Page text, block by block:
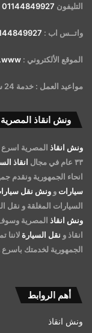
التليفون 01144849927
واتــس اب :
الموقع الألكتروني : www.ونش-انقاذ.com
مواعيد العمل : خدمة 24 ساعة طوال ايام الاسبوع.
ونش انقاذ المصرية
ونش انقاذ المصرية
٣٣ عام في مجال
انقاذ
انحاء الجمهورية ونقدم
سيارات و ونش نقل
السيارات المغلقة و نقل
ونش انقاذ المصرية
انقاذ و نقل السيارة لاننا
الجمهورية لخدمتك
أهم الروابط
ونش انقاذ